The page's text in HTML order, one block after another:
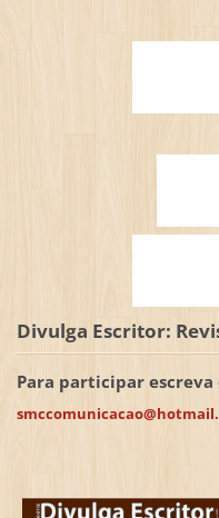
Divulga Escritor:
Para participar